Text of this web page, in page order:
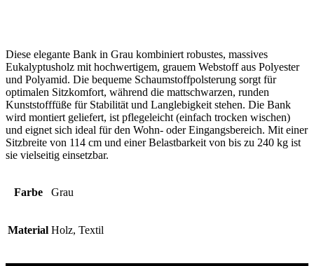
Diese elegante Bank in Grau kombiniert robustes, massives
Eukalyptusholz mit hochwertigem, grauem Webstoff aus Polyester
und Polyamid. Die bequeme Schaumstoffpolsterung sorgt für
optimalen Sitzkomfort, während die mattschwarzen, runden
Kunststofffüße für Stabilität und Langlebigkeit stehen. Die Bank
wird montiert geliefert, ist pflegeleicht (einfach trocken wischen)
und eignet sich ideal für den Wohn- oder Eingangsbereich. Mit einer
Sitzbreite von 114 cm und einer Belastbarkeit von bis zu 240 kg ist
sie vielseitig einsetzbar.
Farbe Grau
Material Holz, Textil